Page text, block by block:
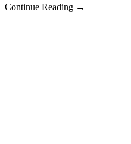
Continue Reading →